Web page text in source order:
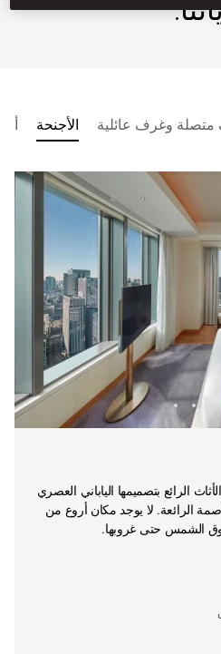
وغرف عائلية الأجنحة
الرائع بتصميمها الياباني العصري
الرائعة. لا يوجد مكان أروع من
الشمس حتى غروبها.